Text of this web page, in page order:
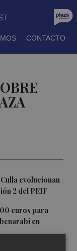
CONTACTO
evolucionan
2 del PEIF
euros para
en